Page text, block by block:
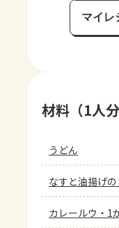
マイレ
保存済
材料（1人分
うどん
なすと油揚げ
カレールウ・1